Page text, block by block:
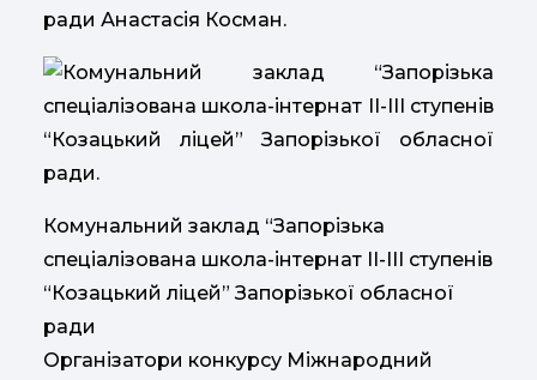
ради Анастасія Косман.
Комунальний заклад “Запорізька
спеціалізована школа-інтернат ІІ-ІІІ ступенів
“Козацький ліцей” Запорізької обласної
ради
Організатори конкурсу Міжнародний